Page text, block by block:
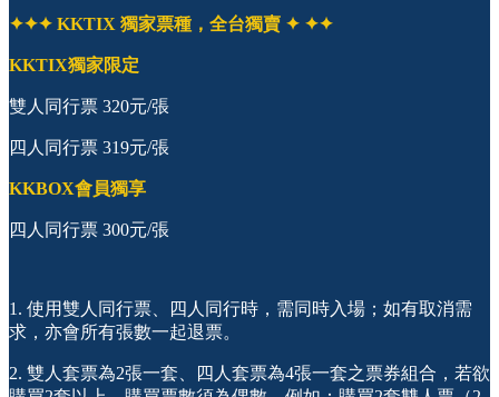
✦✦✦ KKTIX 獨家票種，全台獨賣 ✦ ✦✦
KKTIX獨家限定
雙人同行票 320元/張
四人同行票 319元/張
KKBOX會員獨享
四人同行票 300元/張
1. 使用雙人同行票、四人同行時，需同時入場；如有取消需
求，亦會所有張數一起退票。
2. 雙人套票為2張一套、四人套票為4張一套之票券組合，若欲